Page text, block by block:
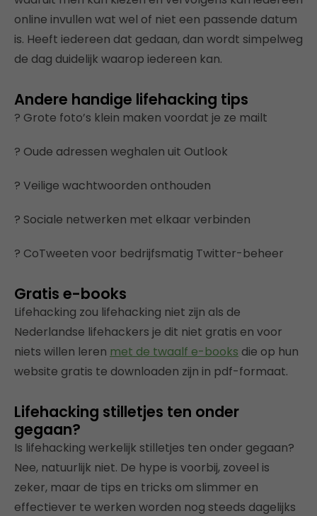
online invullen wat wel of niet een passende datum
is. Heeft iedereen dat gedaan, dan wordt simpelweg
de dag duidelijk waarop iedereen kan.
Andere handige lifehacking tips
? Grote foto’s klein maken voordat je ze mailt
? Oude adressen weghalen uit Outlook
? Veilige wachtwoorden onthouden
? Sociale netwerken met elkaar verbinden
? CoTweeten voor bedrijfsmatig Twitter-beheer
Gratis e-books
Lifehacking zou lifehacking niet zijn als de
Nederlandse lifehackers je dit niet gratis en voor
niets willen leren met de twaalf e-books die op hun
website gratis te downloaden zijn in pdf-formaat.
Lifehacking stilletjes ten onder
gegaan?
Is lifehacking werkelijk stilletjes ten onder gegaan?
Nee, natuurlijk niet. De hype is voorbij, zoveel is
zeker, maar de tips en tricks om slimmer en
effectiever te werken worden nog steeds dagelijks